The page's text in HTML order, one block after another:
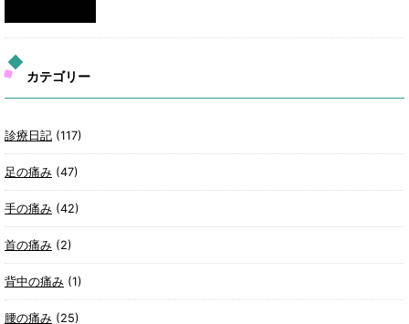
カテゴリー
診療日記 (117)
足の痛み (47)
手の痛み (42)
首の痛み (2)
背中の痛み (1)
腰の痛み (25)